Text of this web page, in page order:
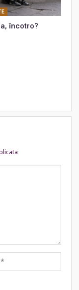
încotro?